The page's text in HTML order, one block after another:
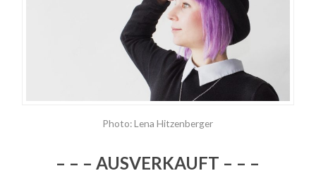
Photo: Lena Hitzenberger
– – – AUSVERKAUFT – – –